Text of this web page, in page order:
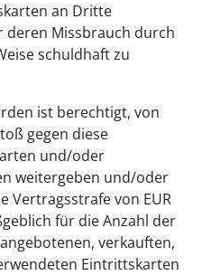
an Dritte
deren Missbrauch durch
schuldhaft zu
ist berechtigt, von
gegen diese
und/oder
weitergeben und/oder
Vertragsstrafe von EUR
für die Anzahl der
verkauften,
Eintrittskarten